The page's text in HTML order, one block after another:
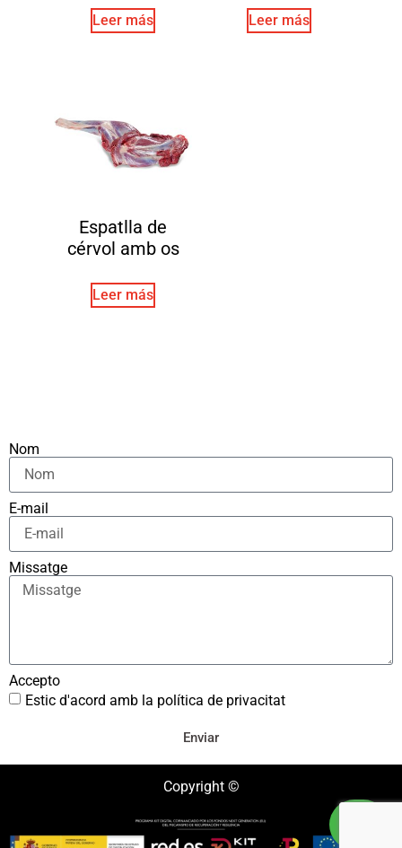
Leer más Leer más
Espatlla de
cérvol amb os
Leer más
Nom
E-mail
Missatge
Accepto
Estic d'acord amb la política de privacitat
Enviar
Copyright ©